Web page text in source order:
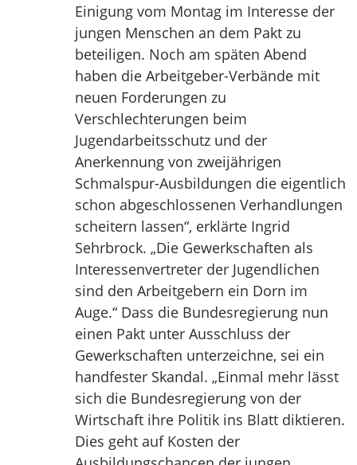
Einigung vom Montag im Interesse der
jungen Menschen an dem Pakt zu
beteiligen. Noch am späten Abend
haben die Arbeitgeber-Verbände mit
neuen Forderungen zu
Verschlechterungen beim
Jugendarbeitsschutz und der
Anerkennung von zweijährigen
Schmalspur-Ausbildungen die eigentlich
schon abgeschlossenen Verhandlungen
scheitern lassen“, erklärte Ingrid
Sehrbrock. „Die Gewerkschaften als
Interessenvertreter der Jugendlichen
sind den Arbeitgebern ein Dorn im
Auge.“ Dass die Bundesregierung nun
einen Pakt unter Ausschluss der
Gewerkschaften unterzeichne, sei ein
handfester Skandal. „Einmal mehr lässt
sich die Bundesregierung von der
Wirtschaft ihre Politik ins Blatt diktieren.
Dies geht auf Kosten der